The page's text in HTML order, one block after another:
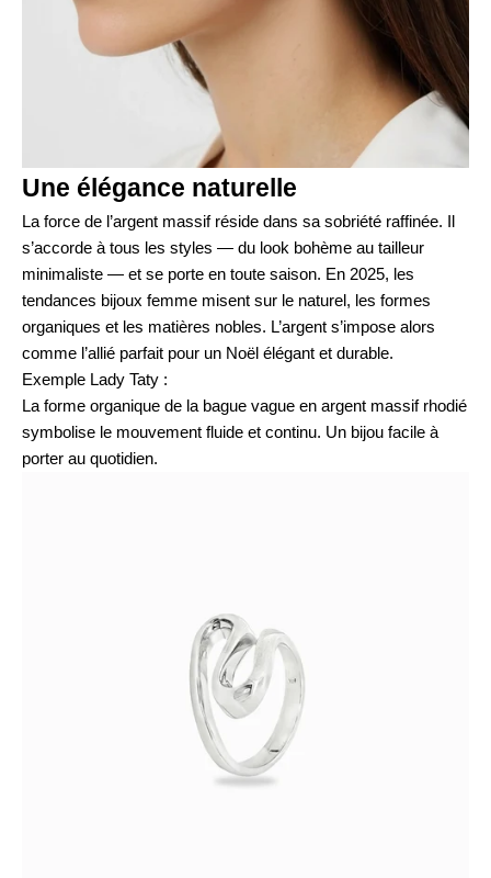
Une élégance naturelle
La force de l’argent massif réside dans sa sobriété raffinée. Il
s’accorde à tous les styles — du look bohème au tailleur
minimaliste — et se porte en toute saison. En 2025, les
tendances bijoux femme misent sur le naturel, les formes
organiques et les matières nobles. L’argent s’impose alors
comme l’allié parfait pour un Noël élégant et durable.
Exemple Lady Taty :
La forme organique de la bague vague en argent massif rhodié
symbolise le mouvement fluide et continu. Un bijou facile à
porter au quotidien.